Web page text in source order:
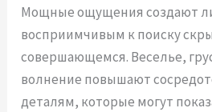
Мощные ощущения создают
восприимчивым к поиску
совершающемся. Веселье,
волнение повышают
деталям, которые могут